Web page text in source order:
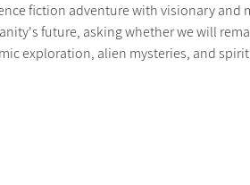
fiction adventure with visionary and
future, asking whether we will
exploration, alien mysteries, and